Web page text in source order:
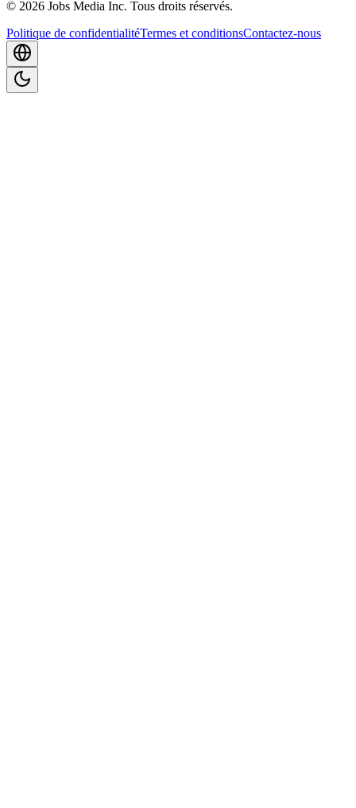
© 2026 Jobs Media Inc. Tous droits réservés.
Politique de confidentialitéTermes et conditionsContactez-nous